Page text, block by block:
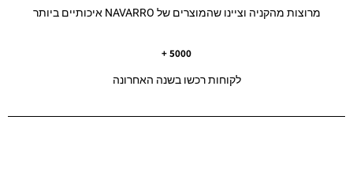
מרוצות מהקניה וציינו שהמוצרים של NAVARRO איכותיים ביותר
5000 +
לקוחות רכשו בשנה האחרונה